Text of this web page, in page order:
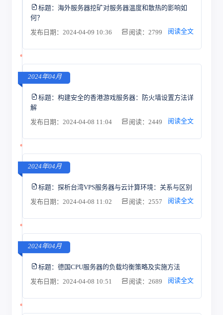
标题： 海外服务器挖矿对服务器温度和散热的影响如
何？
发布日期：2024-04-09 10:36
阅读：2799 阅读全文
2024年04月
标题： 构建安全的香港游戏服务器：防火墙设置方法详
解
发布日期：2024-04-08 11:04
阅读：2449 阅读全文
2024年04月
标题： 探析台湾VPS服务器与云计算环境：关系与区别
发布日期：2024-04-08 11:02
阅读：2557 阅读全文
2024年04月
标题： 德国CPU服务器的负载均衡策略及实施方法
发布日期：2024-04-08 10:51
阅读：2689 阅读全文